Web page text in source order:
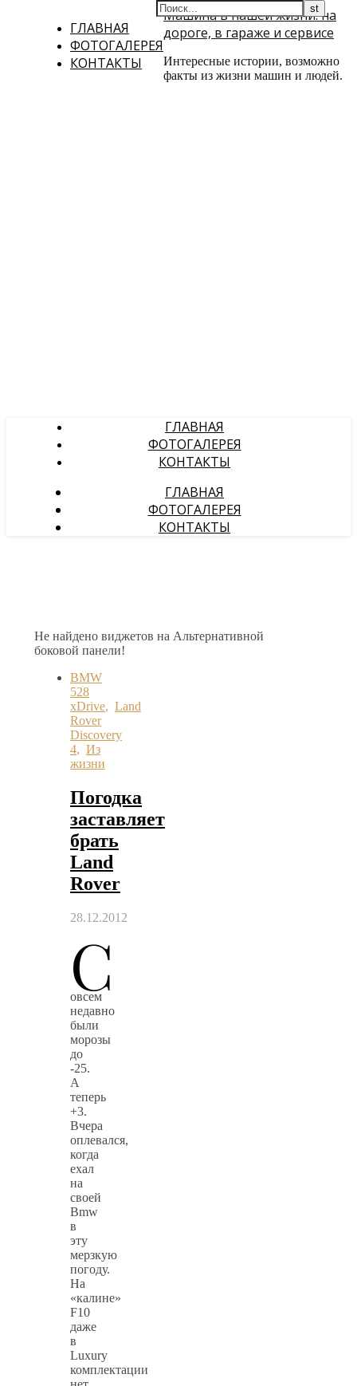
ГЛАВНАЯ
ФОТОГАЛЕРЕЯ
КОНТАКТЫ
Машина в нашей жизни: на
дороге, в гараже и сервисе
Интересные истории, возможно
факты из жизни машин и людей.
ГЛАВНАЯ
ФОТОГАЛЕРЕЯ
КОНТАКТЫ
ГЛАВНАЯ
ФОТОГАЛЕРЕЯ
КОНТАКТЫ
Не найдено виджетов на Альтернативной
боковой панели!
BMW
528
xDrive, Land
Rover
Discovery
4, Из
жизни
Погодка
заставляет
брать
Land
Rover
28.12.2012
С
овсем
недавно
были
морозы
до
-25.
А
теперь
+3.
Вчера
оплевался,
когда
ехал
на
своей
Bmw
в
эту
мерзкую
погоду.
На
«калине»
F10
даже
в
Luxury
комплектации